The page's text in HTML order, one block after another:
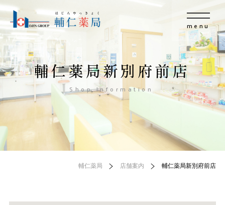
menu
輔仁薬局新別府前店
Shop Information
輔仁薬局 店舗案内 輔仁薬局新別府前店